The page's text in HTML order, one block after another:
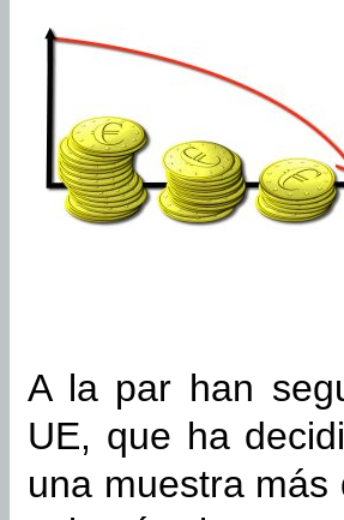
A la par han
UE, que ha
una muestra